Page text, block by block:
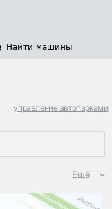
Найти машины
управление автопарками
Ещё